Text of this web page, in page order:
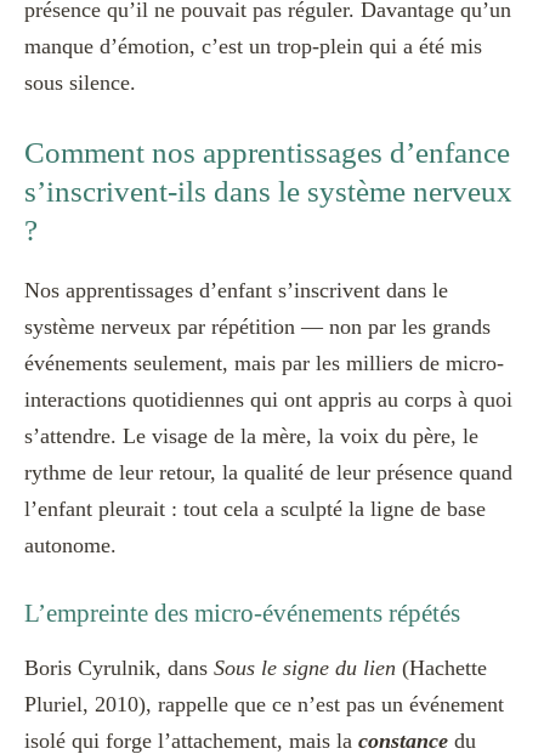
présence qu’il ne pouvait pas réguler. Davantage qu’un
manque d’émotion, c’est un trop-plein qui a été mis
sous silence.
Comment nos apprentissages d’enfance
s’inscrivent-ils dans le système nerveux
?
Nos apprentissages d’enfant s’inscrivent dans le
système nerveux par répétition — non par les grands
événements seulement, mais par les milliers de micro-
interactions quotidiennes qui ont appris au corps à quoi
s’attendre. Le visage de la mère, la voix du père, le
rythme de leur retour, la qualité de leur présence quand
l’enfant pleurait : tout cela a sculpté la ligne de base
autonome.
L’empreinte des micro-événements répétés
Boris Cyrulnik, dans Sous le signe du lien (Hachette
Pluriel, 2010), rappelle que ce n’est pas un événement
isolé qui forge l’attachement, mais la constance du